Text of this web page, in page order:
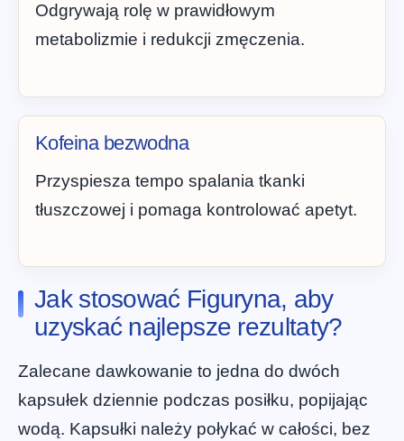
Odgrywają rolę w prawidłowym
metabolizmie i redukcji zmęczenia.
Kofeina bezwodna
Przyspiesza tempo spalania tkanki
tłuszczowej i pomaga kontrolować apetyt.
Jak stosować Figuryna, aby
uzyskać najlepsze rezultaty?
Zalecane dawkowanie to jedna do dwóch
kapsułek dziennie podczas posiłku, popijając
wodą. Kapsułki należy połykać w całości, bez